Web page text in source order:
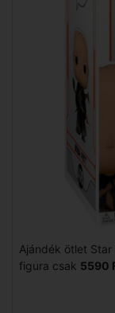
Ajándék ötlet
figura csak 5590